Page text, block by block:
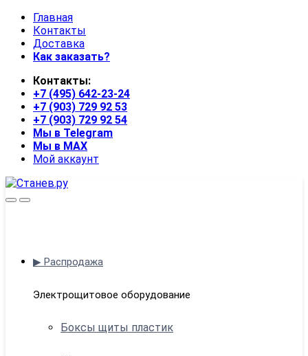
Skip
navigation
Skip
content
Главная
Контакты
Доставка
Как заказать?
Контакты:
+7 (495) 642-23-24
+7 (903) 729 92 53
+7 (903) 729 92 54
Мы в Telegram
Мы в MAX
Мой аккаунт
OpenClose
▶ Распродажа
Электрощитовое оборудование
Боксы щиты пластик